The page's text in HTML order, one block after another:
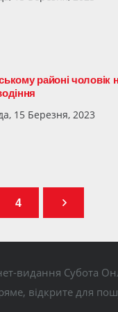
районі чоловік
15 Березня, 2023
4
видання Субота
відкрите для